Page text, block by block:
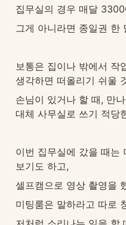
그게 아니라면 종일권 한
보통은 집이나 밖에서 작
생각하면 떠올리기 쉬울
손님이 있거나 할 때, 만
대체 사무실로 쓰기 적당
이번 집무실에 갔을 때는
보기도 하고,
셀프캠으로 영상 촬영을
미팅룸은 말하라고 따로